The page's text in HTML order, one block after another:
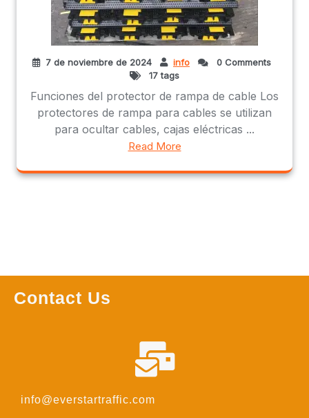
7 de noviembre de 2024 info
0 Comments
17 tags
Funciones del protector de rampa de cable Los
protectores de rampa para cables se utilizan
para ocultar cables, cajas eléctricas ...
Read More
Contact Us
info@everstartraffic.com